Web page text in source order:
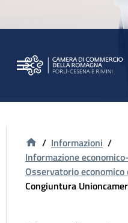
/ Informazioni /
Informazione
Osservatorio economico
Congiuntura